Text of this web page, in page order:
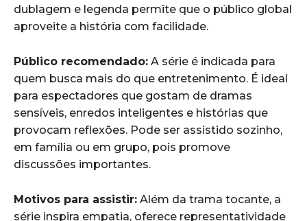
dublagem e legenda permite que o público global
aproveite a história com facilidade.
Público recomendado: A série é indicada para
quem busca mais do que entretenimento. É ideal
para espectadores que gostam de dramas
sensíveis, enredos inteligentes e histórias que
provocam reflexões. Pode ser assistido sozinho,
em família ou em grupo, pois promove
discussões importantes.
Motivos para assistir: Além da trama tocante, a
série inspira empatia, oferece representatividade